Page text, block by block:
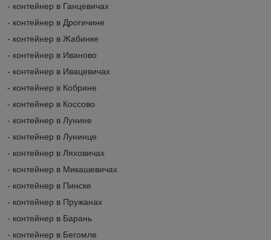
- контейнер в Ганцевичах
- контейнер в Дрогичине
- контейнер в Жабинке
- контейнер в Иваново
- контейнер в Ивацевичах
- контейнер в Кобрине
- контейнер в Коссово
- контейнер в Лунине
- контейнер в Лунинце
- контейнер в Ляховичах
- контейнер в Микашевичах
- контейнер в Пинске
- контейнер в Пружанах
- контейнер в Барань
- контейнер в Бегомле